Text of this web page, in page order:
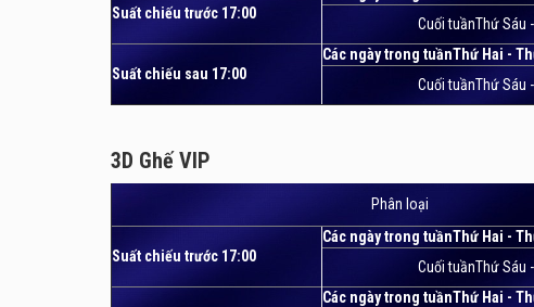
Suất chiếu trước 17:00
Cuối tuầnThứ Sáu
Suất chiếu sau 17:00
Các ngày trong tuầnThứ Hai -
Cuối tuầnThứ Sáu
3D Ghế VIP
3D Ghế VIP
Phân loại
Suất chiếu trước 17:00
Các ngày trong tuầnThứ Hai -
Cuối tuầnThứ Sáu
Các ngày trong tuầnThứ Hai -